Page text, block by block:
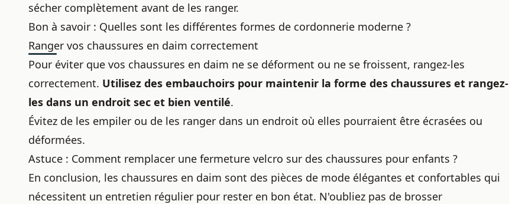
sécher complètement avant de les ranger.
Bon à savoir : Quelles sont les différentes formes de cordonnerie moderne ?
Ranger vos chaussures en daim correctement
Pour éviter que vos chaussures en daim ne se déforment ou ne se froissent, rangez-les
correctement. Utilisez des embauchoirs pour maintenir la forme des chaussures et rangez-
les dans un endroit sec et bien ventilé.
Évitez de les empiler ou de les ranger dans un endroit où elles pourraient être écrasées ou
déformées.
Astuce : Comment remplacer une fermeture velcro sur des chaussures pour enfants ?
En conclusion, les chaussures en daim sont des pièces de mode élégantes et confortables qui
nécessitent un entretien régulier pour rester en bon état. N'oubliez pas de brosser